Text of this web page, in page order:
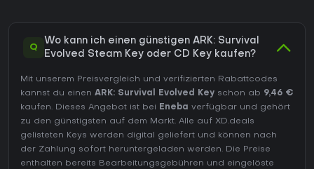
Q
Wo kann ich einen günstigen ARK: Survival
Evolved Steam Key oder CD Key kaufen?
Mit unserem Preisvergleich und verifizierten Rabattcodes
kannst du einen ARK: Survival Evolved Key schon ab 9,46 €
kaufen. Dieses Angebot ist bei Eneba verfügbar und gehört
zu den günstigsten auf dem Markt. Alle auf XD.deals
gelisteten Keys werden digital geliefert und können nach
der Zahlung sofort heruntergeladen werden. Die Preise
enthalten bereits Bearbeitungsgebühren und eingelöste